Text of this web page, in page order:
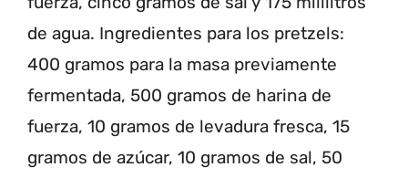
de agua. Ingredientes para los pretzels:
400 gramos para la masa previamente
fermentada, 500 gramos de harina de
fuerza, 10 gramos de levadura fresca, 15
gramos de azúcar, 10 gramos de sal, 50